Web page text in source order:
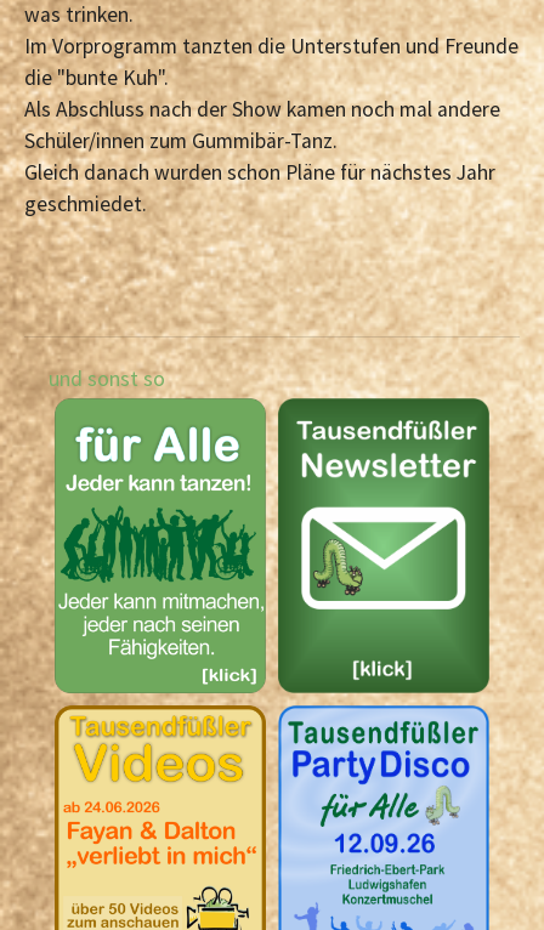
was trinken.
Im Vorprogramm tanzten die Unterstufen und Freunde
die "bunte Kuh".
Als Abschluss nach der Show kamen noch mal andere
Schüler/innen zum Gummibär-Tanz.
Gleich danach wurden schon Pläne für nächstes Jahr
geschmiedet.
und sonst so